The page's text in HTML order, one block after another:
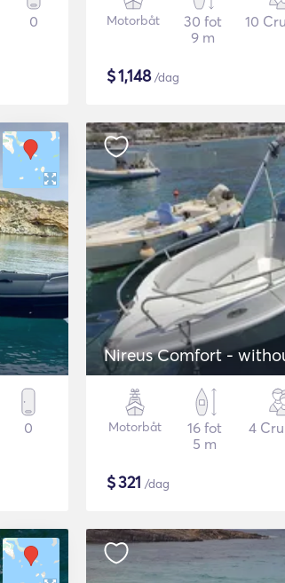
0 Motorbåt
30 fot
9 m
10
$1,148/dag
0
Nireus Comfort -
Motorbåt
16 fot
5 m
4
$321 /dag